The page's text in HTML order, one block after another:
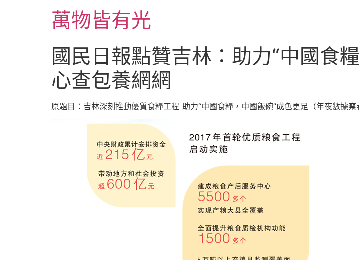
萬物皆有光
國民日報點贊吉林：助力“中國食
心查包養網網
原題目：吉林深刻推動優質食糧工程 助力“中國食糧，中國飯碗”成色更足（年夜數據察